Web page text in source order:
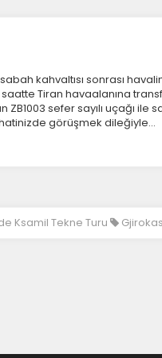
kahvaltısı sonrası
Tiran havaalanına
ZB1003 sefer sayılı uçağı ile
görüşmek dileğiyle…
Ksamil Tekne Turu